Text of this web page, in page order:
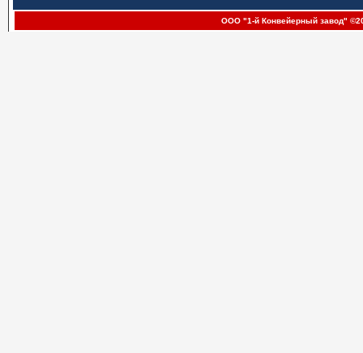
ООО "1-й Конвейерный завод"